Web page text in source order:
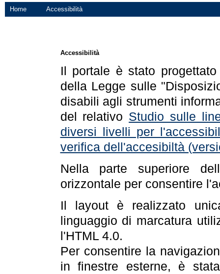
Home Accessibilità
Accessibilità
Il portale è stato
della Legge sulle
disabili agli strumenti
del relativo Studio sulle
diversi livelli per
verifica dell'accesibiltà
Nella parte superiore
orizzontale per consentire
Il layout è realizzato
linguaggio di marcatura
l'HTML 4.0.
Per consentire la
in finestre esterne, è